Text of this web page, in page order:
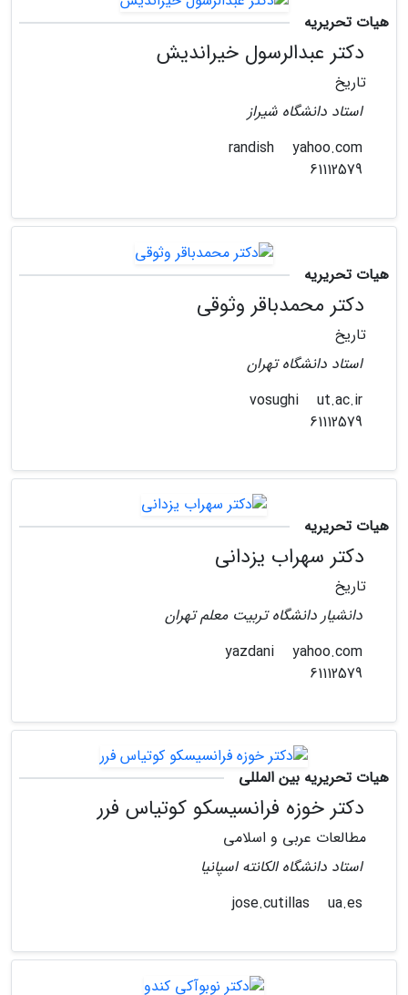
هیات تحریریه
دکتر عبدالرسول خیراندیش
تاریخ
استاد دانشگاه شیراز
yahoo.com
هیات تحریریه
دکتر محمدباقر وثوقی
تاریخ
استاد دانشگاه تهران
ut.ac.ir
هیات تحریریه
دکتر سهراب یزدانی
تاریخ
دانشیار دانشگاه تربیت معلم تهران
yahoo.com
هیات تحریریه بین المللی
دکتر خوزه فرانسیسکو کوتیاس فرر
مطالعات عربی و اسلامی
استاد دانشگاه الکانته اسپانیا
ua.es